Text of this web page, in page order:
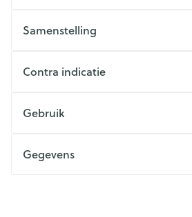
Samenstelling
Contra indicatie
Gebruik
Gegevens